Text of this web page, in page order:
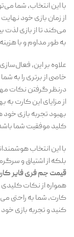
با این انتخاب، شما
از زمان بازی خود
می‌کند تا از بازی لذت
به طور مداوم و با
خاصی از برتری را به
درنظر گرفتن نکات
از مزایای این کارت به
بهبود تجربه بازی خود
کلید موفقیت شما
با این انتخاب
بلکه از اشتیاق و
قیمت جم فری فایر
همواره از نکات کلیدی
کارت، شما به راحتی
کنید و تجربه بازی